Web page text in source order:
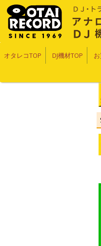
オタレコTOP DJ機材TOP